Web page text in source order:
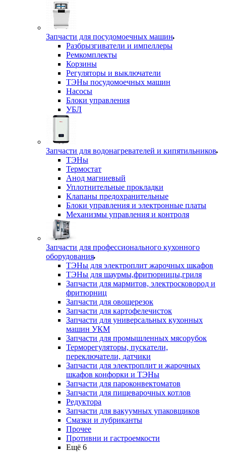
Запчасти для посудомоечных машин
Разбрызгиватели и импеллеры
Ремкомплекты
Корзины
Регуляторы и выключатели
ТЭНы посудомоечных машин
Насосы
Блоки управления
УБЛ
Запчасти для водонагревателей и кипятильников
ТЭНы
Термостат
Анод магниевый
Уплотнительные прокладки
Клапаны предохранительные
Блоки управления и электронные платы
Механизмы управления и контроля
Запчасти для профессионального кухонного
оборудования
ТЭНы для электроплит жарочных шкафов
ТЭНы для шаурмы,фритюрницы,гриля
Запчасти для мармитов, электросковород и
фритюрниц
Запчасти для овощерезок
Запчасти для картофелечисток
Запчасти для универсальных кухонных
машин УКМ
Запчасти для промышленных мясорубок
Терморегуляторы, пускатели,
переключатели, датчики
Запчасти для электроплит и жарочных
шкафов конфорки и ТЭНы
Запчасти для пароконвектоматов
Запчасти для пищеварочных котлов
Редуктора
Запчасти для вакуумных упаковщиков
Смазки и лубриканты
Прочее
Противни и гастроемкости
Ещё 6